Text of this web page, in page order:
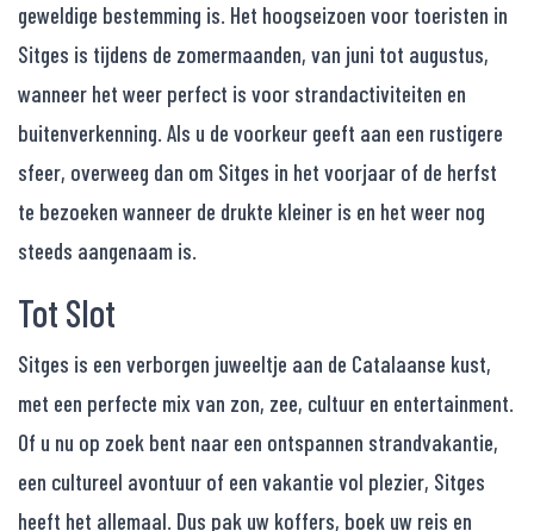
geweldige bestemming is. Het hoogseizoen voor toeristen in
Sitges is tijdens de zomermaanden, van juni tot augustus,
wanneer het weer perfect is voor strandactiviteiten en
buitenverkenning. Als u de voorkeur geeft aan een rustigere
sfeer, overweeg dan om Sitges in het voorjaar of de herfst
te bezoeken wanneer de drukte kleiner is en het weer nog
steeds aangenaam is.
Tot Slot
Sitges is een verborgen juweeltje aan de Catalaanse kust,
met een perfecte mix van zon, zee, cultuur en entertainment.
Of u nu op zoek bent naar een ontspannen strandvakantie,
een cultureel avontuur of een vakantie vol plezier, Sitges
heeft het allemaal. Dus pak uw koffers, boek uw reis en